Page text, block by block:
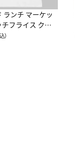
ランチ マーケッ
チフライス クル
半袖Ｔシャツ
）